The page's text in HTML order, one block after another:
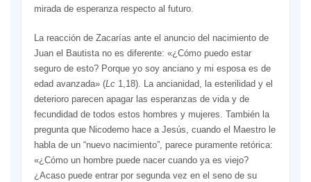
mirada de esperanza respecto al futuro.
La reacción de Zacarías ante el anuncio del nacimiento de
Juan el Bautista no es diferente: «¿Cómo puedo estar
seguro de esto? Porque yo soy anciano y mi esposa es de
edad avanzada» (Lc1,18). La ancianidad, la esterilidad y el
deterioro parecen apagar las esperanzas de vida y de
fecundidad de todos estos hombres y mujeres. También la
pregunta que Nicodemo hace a Jesús, cuando el Maestro le
habla de un “nuevo nacimiento”, parece puramente retórica:
«¿Cómo un hombre puede nacer cuando ya es viejo?
¿Acaso puede entrar por segunda vez en el seno de su